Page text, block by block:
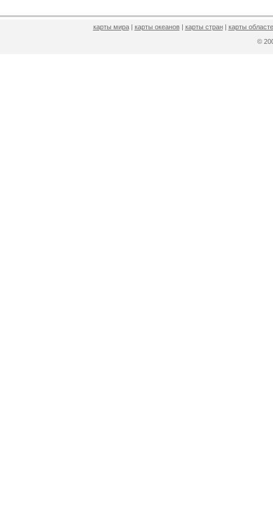
карты мира| карты океанов| карты стран| карты
©